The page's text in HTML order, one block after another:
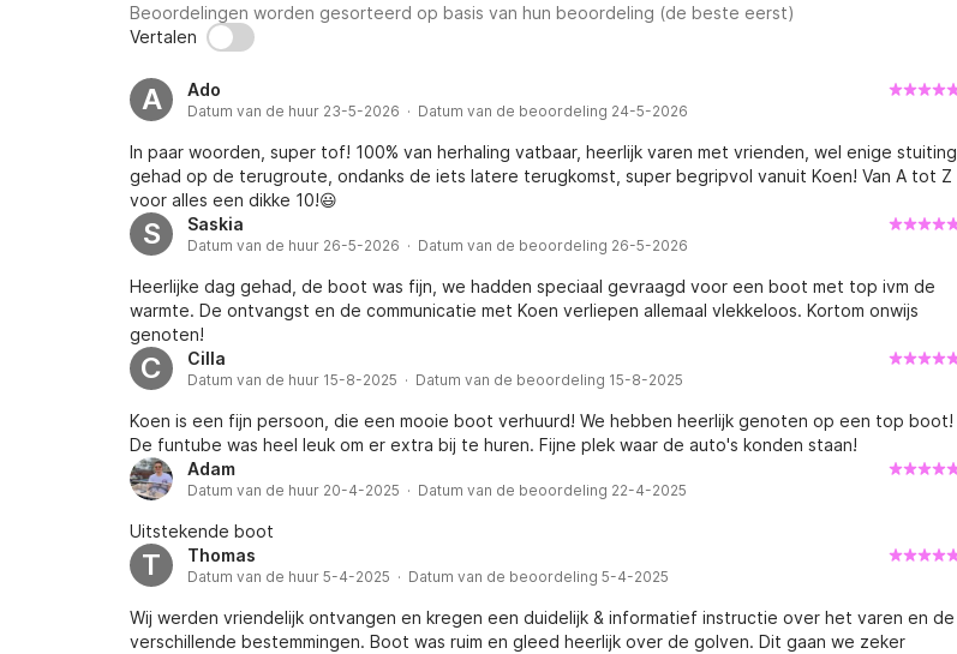
Beoordelingen worden gesorteerd op basis van hun beoordeling (de beste eerst)
Vertalen
A Ado
Datum van de huur 23-5-2026 · Datum van de beoordeling 24-5-2026
In paar woorden, super tof! 100% van herhaling vatbaar, heerlijk varen met vrienden, wel enige stuiting
gehad op de terugroute, ondanks de iets latere terugkomst, super begripvol vanuit Koen! Van A tot Z
voor alles een dikke 10!😃
S Saskia
Datum van de huur 26-5-2026 · Datum van de beoordeling 26-5-2026
Heerlijke dag gehad, de boot was fijn, we hadden speciaal gevraagd voor een boot met top ivm de
warmte. De ontvangst en de communicatie met Koen verliepen allemaal vlekkeloos. Kortom onwijs
genoten!
C Cilla
Datum van de huur 15-8-2025 · Datum van de beoordeling 15-8-2025
Koen is een fijn persoon, die een mooie boot verhuurd! We hebben heerlijk genoten op een top boot!
De funtube was heel leuk om er extra bij te huren. Fijne plek waar de auto's konden staan!
Adam
Datum van de huur 20-4-2025 · Datum van de beoordeling 22-4-2025
Uitstekende boot
T Thomas
Datum van de huur 5-4-2025 · Datum van de beoordeling 5-4-2025
Wij werden vriendelijk ontvangen en kregen een duidelijk & informatief instructie over het varen en de
verschillende bestemmingen. Boot was ruim en gleed heerlijk over de golven. Dit gaan we zeker